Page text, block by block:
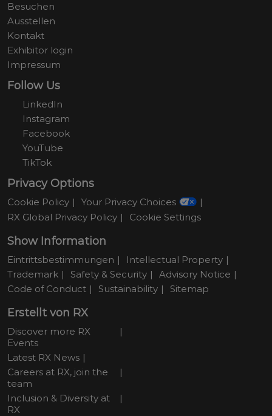
Besuchen
Ausstellen
Kontakt
Exhibitor login
Impressum
Follow Us
LinkedIn
Instagram
Facebook
YouTube
TikTok
Privacy Options
Cookie Policy
Your Privacy Choices
RX Global Privacy Policy
Cookie Settings
Show Information
Eintrittsbestimmungen
Intellectual Property
Trademark
Safety & Security
Advisory Notice
Code of Conduct
Sustainability Sitemap
Erstellt von RX
Discover more RX
Events
Latest RX News
Careers at RX, join the
team
Inclusion & Diversity at
RX